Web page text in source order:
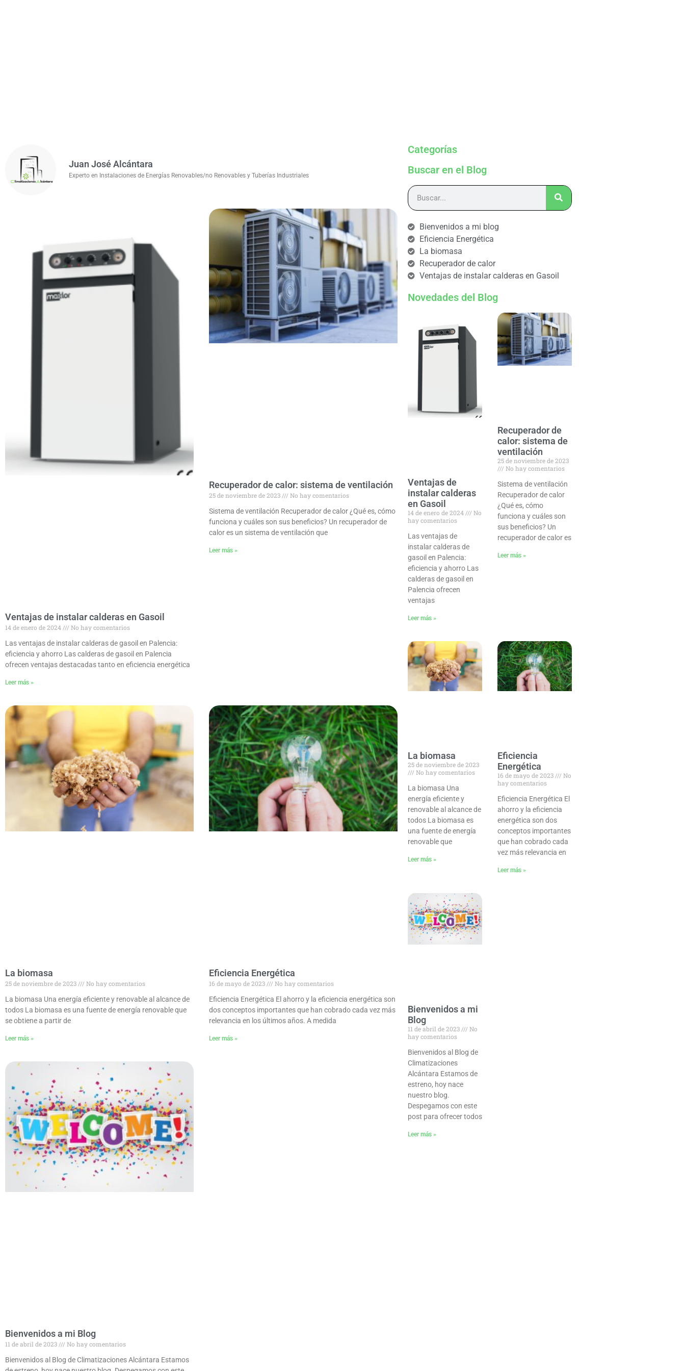
Juan José Alcántara
Experto en Instalaciones de Energías Renovables/no Renovables y Tuberías Industriales
Ventajas de instalar calderas en Gasoil
14 de enero de 2024
No hay comentarios
Las ventajas de instalar calderas de gasoil en Palencia:
eficiencia y ahorro Las calderas de gasoil en Palencia
ofrecen ventajas destacadas tanto en eficiencia energética
Leer más »
Recuperador de calor: sistema de ventilación
25 de noviembre de 2023
No hay comentarios
Sistema de ventilación Recuperador de calor ¿Qué es, cómo
funciona y cuáles son sus beneficios? Un recuperador de
calor es un sistema de ventilación que
Leer más »
La biomasa
25 de noviembre de 2023
No hay comentarios
La biomasa Una energía eficiente y renovable al alcance de
todos La biomasa es una fuente de energía renovable que
se obtiene a partir de
Leer más »
Eficiencia Energética
16 de mayo de 2023
No hay comentarios
Eficiencia Energética El ahorro y la eficiencia energética son
dos conceptos importantes que han cobrado cada vez más
relevancia en los últimos años. A medida
Leer más »
Bienvenidos a mi Blog
11 de abril de 2023
No hay comentarios
Bienvenidos al Blog de Climatizaciones Alcántara Estamos
Categorías
Buscar en el Blog
Bienvenidos a mi blog
Eficiencia Energética
La biomasa
Recuperador de calor
Ventajas de instalar calderas en Gasoil
Novedades del Blog
Ventajas de
instalar calderas
en Gasoil
14 de enero de 2024
No
hay comentarios
Las ventajas de
instalar calderas de
gasoil en Palencia:
eficiencia y ahorro Las
calderas de gasoil en
Palencia ofrecen
ventajas
Leer más »
Recuperador de
calor: sistema de
ventilación
25 de noviembre de 2023
No hay comentarios
Sistema de ventilación
Recuperador de calor
¿Qué es, cómo
funciona y cuáles son
sus beneficios? Un
recuperador de calor es
Leer más »
La biomasa
25 de noviembre de 2023
No hay comentarios
La biomasa Una
energía eficiente y
renovable al alcance de
todos La biomasa es
una fuente de energía
renovable que
Leer más »
Eficiencia
Energética
16 de mayo de 2023
No
hay comentarios
Eficiencia Energética El
ahorro y la eficiencia
energética son dos
conceptos importantes
que han cobrado cada
vez más relevancia en
Leer más »
Bienvenidos a mi
Blog
11 de abril de 2023
No
hay comentarios
Bienvenidos al Blog de
Climatizaciones
Alcántara Estamos de
estreno, hoy nace
nuestro blog.
Despegamos con este
post para ofrecer todos
Leer más »